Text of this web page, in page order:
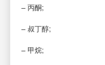
– 丙酮;
– 叔丁醇;
– 甲烷;